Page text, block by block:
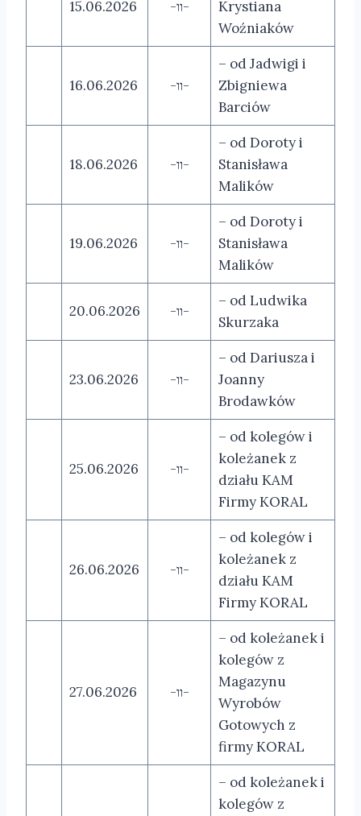
15.06.2026 -װ-
Krystiana
Woźniaków
16.06.2026 -װ-
– od Jadwigi i
Zbigniewa
Barciów
18.06.2026 -װ-
– od Doroty i
Stanisława
Malików
19.06.2026 -װ-
– od Doroty i
Stanisława
Malików
20.06.2026 -װ-
– od Ludwika
Skurzaka
23.06.2026 -װ-
– od Dariusza i
Joanny
Brodawków
25.06.2026 -װ-
– od kolegów i
koleżanek z
działu KAM
Firmy KORAL
26.06.2026 -װ-
– od kolegów i
koleżanek z
działu KAM
Firmy KORAL
27.06.2026 -װ-
– od koleżanek i
kolegów z
Magazynu
Wyrobów
Gotowych z
firmy KORAL
– od koleżanek i
kolegów z